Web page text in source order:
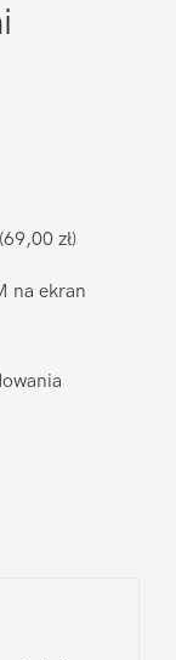
(69,00 zł)
na ekran